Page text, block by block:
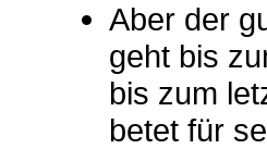
Aber der
geht bis
bis zum
betet für